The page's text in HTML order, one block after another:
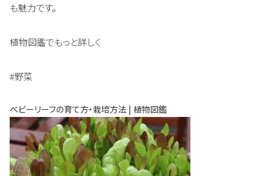
も魅力です。
植物図鑑でもっと詳しく
#野菜
ベビーリーフの育て方・栽培方法 | 植物図鑑